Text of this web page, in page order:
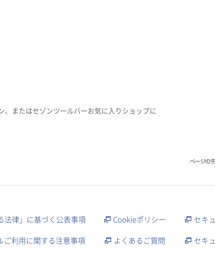
またはセゾンツールバーお気に入りショップに
法律」に基づく公表事項 Cookieポリシー
セキ
ご利用に関する注意事項 よくあるご質問
セキ